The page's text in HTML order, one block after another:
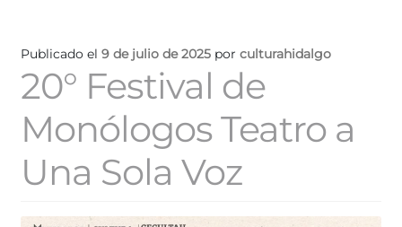
Publicado el 9 de julio de 2025 por culturahidalgo
20° Festival de
Monólogos Teatro a
Una Sola Voz